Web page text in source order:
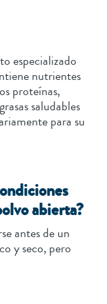
especializado
nutrientes
proteínas,
saludables
para su
abierta?
antes de un
y seco, pero